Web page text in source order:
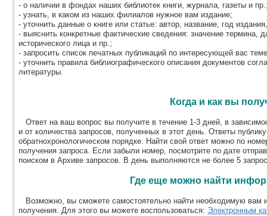
- о наличии в фондах наших библиотек книги, журнала, газеты и
- узнать, в каком из наших филиалов нужное вам издание;
- уточнить данные о книге или статье: автор, название, год
- выяснить конкретные фактические сведения: значение термина,
исторического лица и пр.;
- запросить список печатных публикаций по интересующей вас
- уточнить правила библиографического описания документов
литературы.
Когда и как вы
Ответ на ваш вопрос вы получите в течение 1-3 дней, в
и от количества запросов, полученных в этот день. Ответы
обратнохронологическом порядке. Найти свой ответ можно по
получения запроса. Если забыли номер, посмотрите по дате
поиском в Архиве запросов. В день выполняются не более 5
Где еще можно найти
Возможно, вы сможете самостоятельно найти необходимую
получения. Для этого вы можете воспользоваться: Электронным